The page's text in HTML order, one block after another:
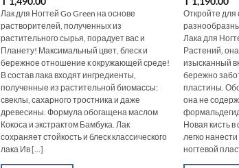
Лак для Ногтей Go Green на основе
растворителей, полученных из
растительного сырья, порадует вас и
Планету! Максимальный цвет, блеск и
бережное отношение к окружающей среде!
В состав лака входят ингредиенты,
полученные из растительной биомассы:
свеклы, сахарного тростника и даже
древесины. Формула обогащена маслом
Кокоса и экстрактом Бамбука. Лак
сохраняет стойкость и блеск классического
лака Ив [...]
Откройте для
Лака для
Растений‚
изысканный
бережно
пластины.
она не
Новая кисть
легко
ногтевой